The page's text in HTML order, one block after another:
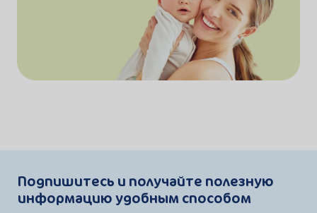
Подпишитесь и получайте полезную
информацию удобным способом